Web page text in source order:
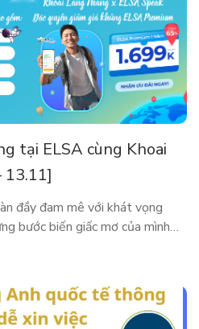
tại ELSA cùng Khoai
13.11]
đầy đam mê với khát vọng
bước biến giấc mơ của mình
thách lớn nhất mà anh phải
tiếng Anh. Với ý chí kiên định,